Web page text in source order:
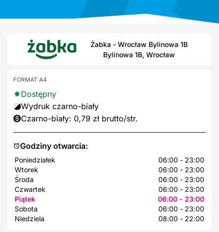
Żabka - Wrocław Bylinowa 1B
Bylinowa 1B, Wrocław
Godziny otwarcia:
Poniedziałek
06:00 - 23:00
Wtorek
06:00 - 23:00
Środa
06:00 - 23:00
Czwartek
06:00 - 23:00
Piątek
06:00 - 23:00
Sobota
06:00 - 23:00
Niedziela
08:00 - 22:00
FORMAT A4
Dostępny
Wydruk czarno-biały
Czarno-biały: 0,79 zł brutto/str.